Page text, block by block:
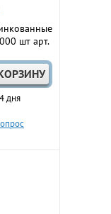
шт арт.
дня